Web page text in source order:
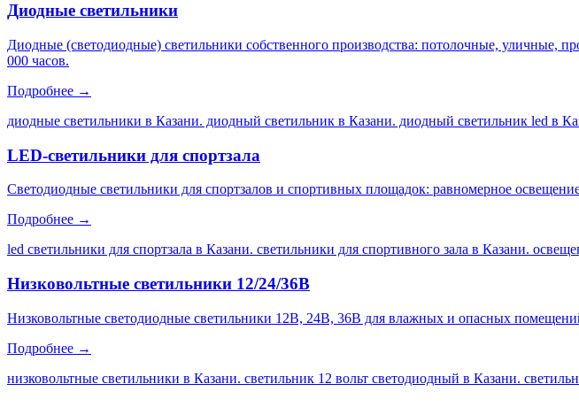
Диодные светильники
Диодные (светодиодные) светильники собственного производства: потолочные,
000 часов.
Подробнее →
диодные светильники в Казани. диодный светильник в Казани. диодный светильник led в
LED-светильники для спортзала
Светодиодные светильники для спортзалов и спортивных площадок: равномерное
Подробнее →
led светильники для спортзала в Казани. светильники для спортивного зала в Казани.
Низковольтные светильники 12/24/36В
Низковольтные светодиодные светильники 12В, 24В, 36В для влажных и опасных
Подробнее →
низковольтные светильники в Казани. светильник 12 вольт светодиодный в Казани.